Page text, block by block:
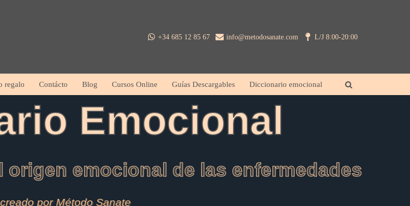
+34 685 12 85 67 info@metodosanate.com L/J 8:00-20:00
regalo Contácto Blog Cursos Online Guías Descargables Diccionario emocional
Emocional
emocional de las enfermedades
creado por Método Sanate